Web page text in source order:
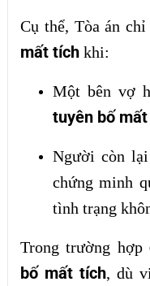
Cụ thể, Tòa án
mất tíchkhi:
Một bên vợ
tuyên bố
Người còn
chứng minh
tình trạng
Trong trường hợp
bố mất tích, dù